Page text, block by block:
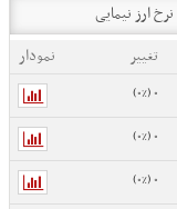
نرخ ارز نیمایی
تغییر
نمودار
0 (0%)
0 (0%)
0 (0%)